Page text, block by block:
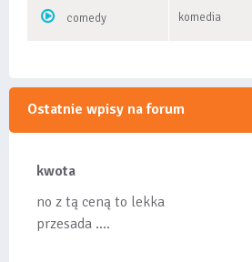
comedy komedia
Ostatnie wpisy na forum
kwota
no z tą ceną to lekka
przesada ....